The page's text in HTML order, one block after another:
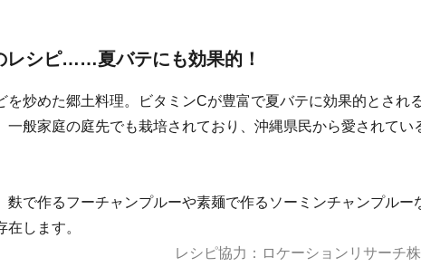
レシピ……夏バテにも効果的！
を炒めた郷土料理。ビタミンCが豊富で夏バテに効果的とされ
一般家庭の庭先でも栽培されており、沖縄県民から愛されてい
で作るフーチャンプルーや素麺で作るソーミンチャンプルー
します。
レシピ協力：ロケーションリサーチ